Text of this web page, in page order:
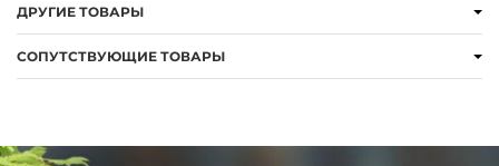
ДРУГИЕ ТОВАРЫ
СОПУТСТВУЮЩИЕ ТОВАРЫ